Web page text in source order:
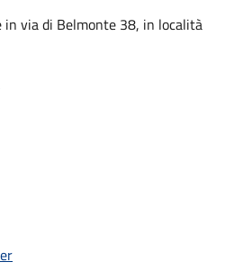
in via di Belmonte 38, in località